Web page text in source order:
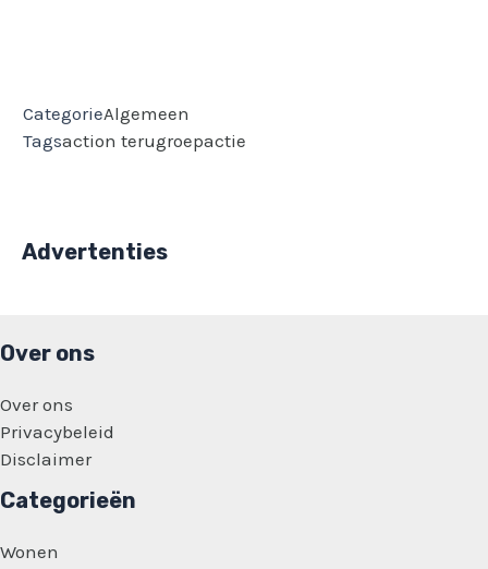
CategorieAlgemeen
Tagsaction terugroepactie
Advertenties
Over ons
Over ons
Privacybeleid
Disclaimer
Categorieën
Wonen